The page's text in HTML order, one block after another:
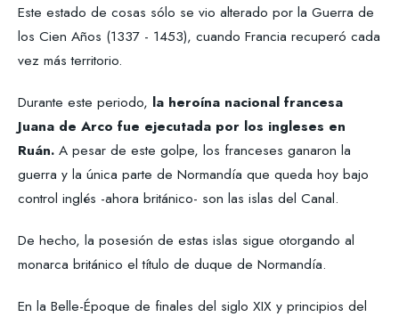
Este estado de cosas sólo se vio alterado por la Guerra de
los Cien Años (1337 - 1453), cuando Francia recuperó cada
vez más territorio.
Durante este periodo, la heroína nacional francesa
Juana de Arco fue ejecutada por los ingleses en
Ruán. A pesar de este golpe, los franceses ganaron la
guerra y la única parte de Normandía que queda hoy bajo
control inglés -ahora británico- son las islas del Canal.
De hecho, la posesión de estas islas sigue otorgando al
monarca británico el título de duque de Normandía.
En la Belle-Époque de finales del siglo XIX y principios del